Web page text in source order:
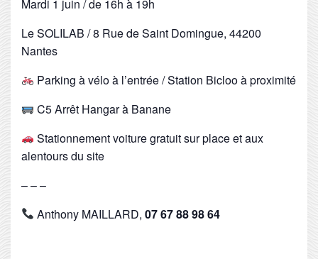
Mardi 1 juin / de 16h à 19h
Le SOLILAB / 8 Rue de Saint Domingue, 44200
Nantes
Parking à vélo à l’entrée / Station Bicloo à proximité
C5 Arrêt Hangar à Banane
Stationnement voiture gratuit sur place et aux
alentours du site
– – –
Anthony MAILLARD,07 67 88 98 64